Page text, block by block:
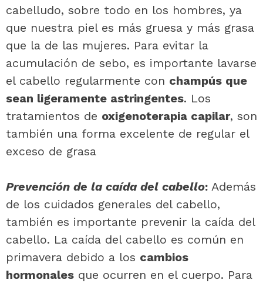
cabelludo, sobre todo en los hombres, ya
que nuestra piel es más gruesa y más grasa
que la de las mujeres. Para evitar la
acumulación de sebo, es importante lavarse
el cabello regularmente con champús que
sean ligeramente astringentes. Los
tratamientos de oxigenoterapia capilar, son
también una forma excelente de regular el
exceso de grasa
Prevención de la caída del cabello: Además
de los cuidados generales del cabello,
también es importante prevenir la caída del
cabello. La caída del cabello es común en
primavera debido a los cambios
hormonales que ocurren en el cuerpo. Para